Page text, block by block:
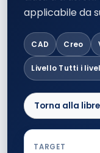
applicabile da
CAD Creo
Livello Tutti i
Torna alla
TARGET